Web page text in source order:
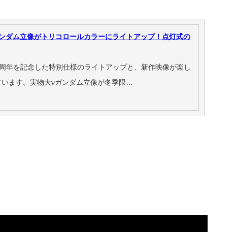
ダム立像がトリコロールカラーにライトアップ！点灯式の
年を記念した特別仕様のライトアップと、新作映像が楽し
ます。実物大νガンダム立像が冬季限…